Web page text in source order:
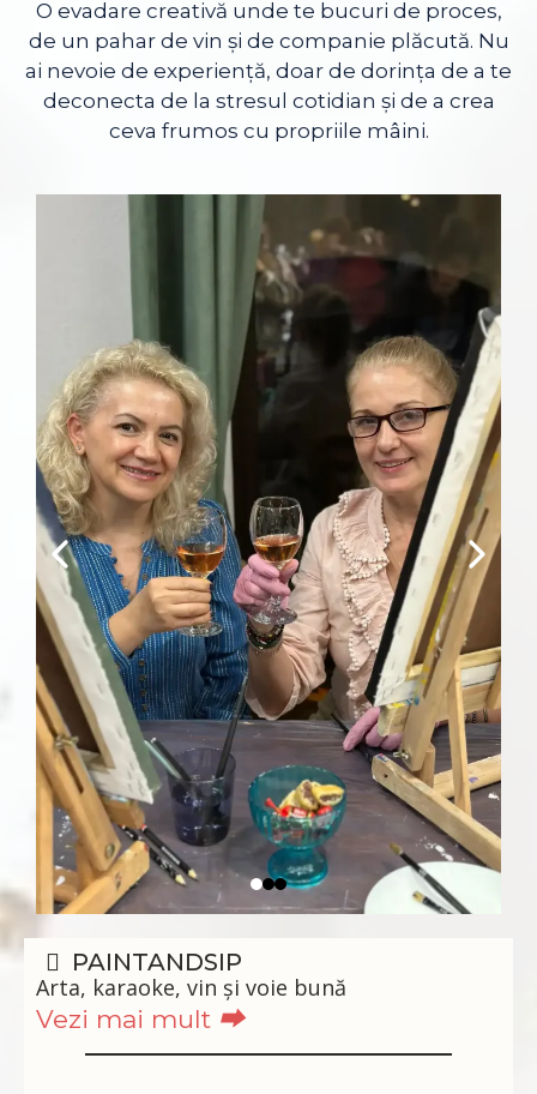
O evadare creativă unde te bucuri de proces,
de un pahar de vin și de companie plăcută. Nu
ai nevoie de experiență, doar de dorința de a te
deconecta de la stresul cotidian și de a crea
ceva frumos cu propriile mâini.
PAINTANDSIP
Arta, karaoke, vin și voie bună
Vezi mai mult ⮕